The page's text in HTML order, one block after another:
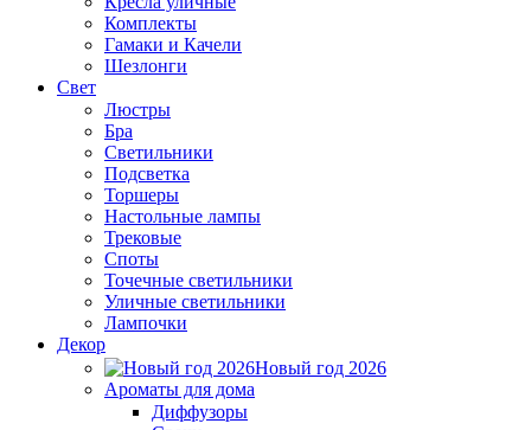
Комплекты
Гамаки и Качели
Шезлонги
Свет
Люстры
Бра
Светильники
Подсветка
Торшеры
Настольные лампы
Трековые
Споты
Точечные светильники
Уличные светильники
Лампочки
Декор
Новый год 2026
Ароматы для дома
Диффузоры